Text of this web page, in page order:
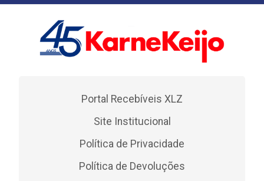
Portal Recebíveis XLZ
Site Institucional
Política de Privacidade
Política de Devoluções